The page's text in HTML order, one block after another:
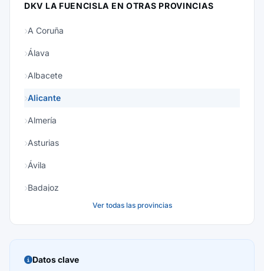
DKV LA FUENCISLA EN OTRAS PROVINCIAS
A Coruña
Álava
Albacete
Alicante
Almería
Asturias
Ávila
Badajoz
Burgos
Ver todas las provincias
Datos clave